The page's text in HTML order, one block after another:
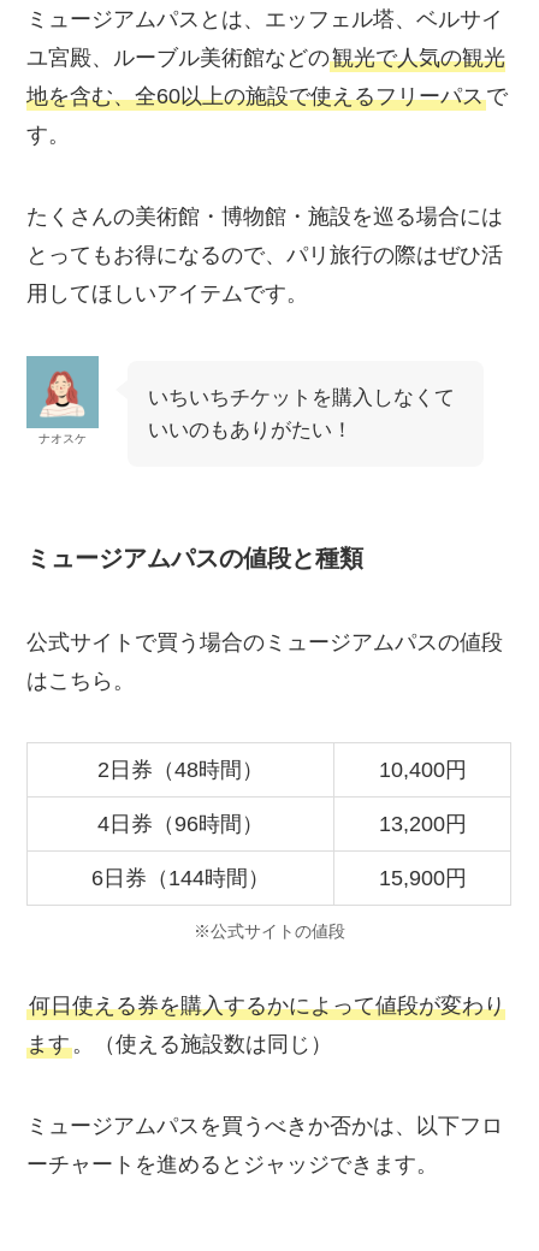
ミュージアムパスとは、エッフェル塔、ベルサイ
ユ宮殿、ルーブル美術館などの観光で人気の観光
地を含む、全60以上の施設で使えるフリーパスで
す。
たくさんの美術館・博物館・施設を巡る場合には
とってもお得になるので、パリ旅行の際はぜひ活
用してほしいアイテムです。
ナオスケ
いちいちチケットを購入しなくて
いいのもありがたい！
ミュージアムパスの値段と種類
公式サイトで買う場合のミュージアムパスの値段
はこちら。
2日券（48時間） 10,400円
4日券（96時間） 13,200円
6日券（144時間） 15,900円
※公式サイトの値段
何日使える券を購入するかによって値段が変わり
ます。（使える施設数は同じ）
ミュージアムパスを買うべきか否かは、以下フロ
ーチャートを進めるとジャッジできます。